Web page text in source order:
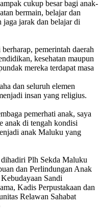
cukup besar bagi anak-
bermain, belajar dan
jarak dan belajar di
pemerintah daerah
kesehatan maupun
mereka terdapat masa
dan seluruh elemen
insan yang religius.
pemerhati anak, saya
anak di tengah kondisi
anak Maluku yang
Plh Sekda Maluku
dan Perlindungan Anak
Sandi
Kadis Perpustakaan dan
Relawan Sahabat